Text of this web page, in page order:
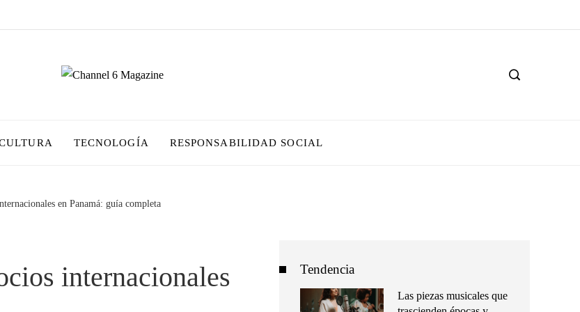
TECNOLOGÍA RESPONSABILIDAD SOCIAL
en Panamá: guía completa
internacionales
Tendencia
Las piezas musicales que